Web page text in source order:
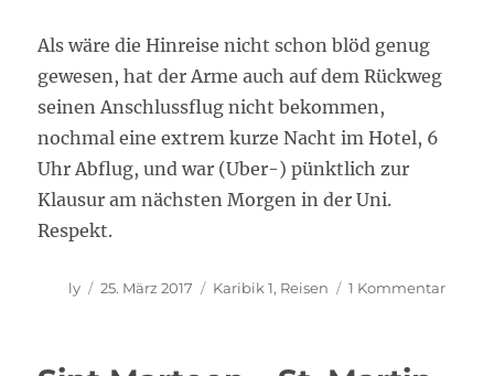
Als wäre die Hinreise nicht schon blöd genug
gewesen, hat der Arme auch auf dem Rückweg
seinen Anschlussflug nicht bekommen,
nochmal eine extrem kurze Nacht im Hotel, 6
Uhr Abflug, und war (Uber-) pünktlich zur
Klausur am nächsten Morgen in der Uni.
Respekt.
Autor
ly
Veröffentlicht
25. März 2017 Kategorien
Karibik 1, Reisen 1 Kommentarzu